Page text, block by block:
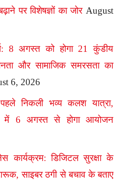
पर विशेषज्ञों का जोर August
8 अगस्त को होगा 21 कुंडीय
और सामाजिक समरसता का
6, 2026
निकली भव्य कलश यात्रा,
में 6 अगस्त से होगा आयोजन
कार्यक्रम: डिजिटल सुरक्षा के
साइबर ठगी से बचाव के बताए